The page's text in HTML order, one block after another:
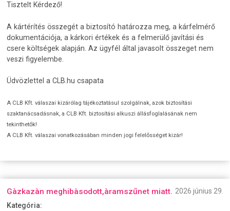
Tisztelt Kérdező!
A kártérítés összegét a biztosító határozza meg, a kárfelmérő
dokumentációja, a kárkori értékek és a felmerülő javítási és
csere költségek alapján. Az ügyfél által javasolt összeget nem
veszi figyelembe.
Üdvözlettel a CLB.hu csapata
A CLB Kft. válaszai kizárólag tájékoztatásul szolgálnak, azok biztosítási
szaktanácsadásnak, a CLB Kft. biztosítási alkuszi állásfoglalásának nem
tekinthetők!
A CLB Kft. válaszai vonatkozásában minden jogi felelősséget kizár!
Gàzkazàn meghibàsodott,àramszűnet miatt. 2026 június 29.
Kategória: